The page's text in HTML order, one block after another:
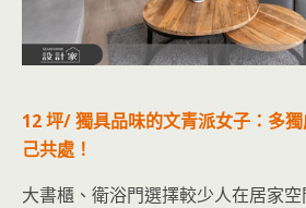
12 坪/ 獨具品味的文青派女子：多
己共處！
大書櫃、衛浴門選擇較少人在居家